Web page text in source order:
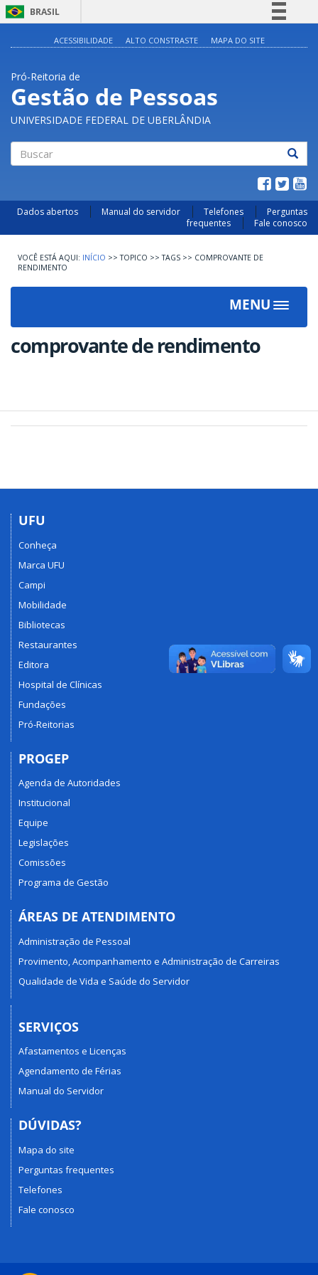
BRASIL
Acesso à informação
Legislação
Canais
ACESSIBILIDADE ALTO CONSTRASTE MAPA DO SITE
Pró-Reitoria de
Gestão de Pessoas
UNIVERSIDADE FEDERAL DE UBERLÂNDIA
Dados abertos Manual do servidor Telefones
Perguntas
frequentes
Fale conosco
INÍCIO >> TOPICO >> TAGS >> COMPROVANTE DE
RENDIMENTO
MENU
Toggle
comprovante de rendimento
UFU
Conheça
Marca UFU
Campi
Mobilidade
Bibliotecas
Restaurantes
Editora
Hospital de Clínicas
Fundações
Pró-Reitorias
PROGEP
Agenda de Autoridades
Institucional
Equipe
Legislações
Comissões
Programa de Gestão
ÁREAS DE ATENDIMENTO
Administração de Pessoal
Provimento, Acompanhamento e Administração de Carreiras
Qualidade de Vida e Saúde do Servidor
SERVIÇOS
Afastamentos e Licenças
Agendamento de Férias
Manual do Servidor
DÚVIDAS?
Mapa do site
Perguntas frequentes
Telefones
Fale conosco